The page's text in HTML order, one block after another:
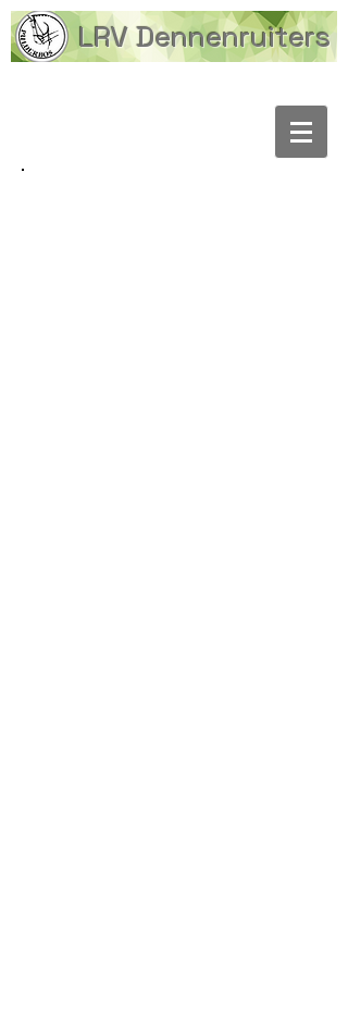
LRV Dennenruiters